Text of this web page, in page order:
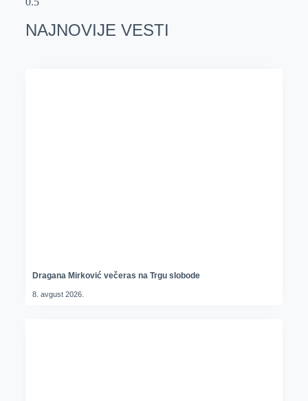
NAJNOVIJE VESTI
Dragana Mirković večeras na Trgu slobode
8. avgust 2026.